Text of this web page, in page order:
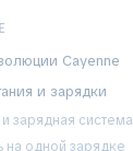
Cayenne
и зарядки
зарядная система
на одной зарядке